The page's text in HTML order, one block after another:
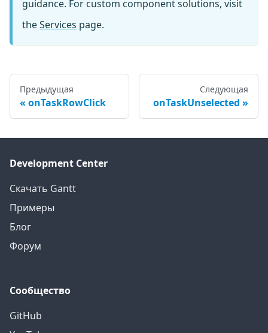
guidance. For custom component solutions, visit
theServices page.
Предыдущая
onTaskRowClick
Следующая
onTaskUnselected
Development Center
Скачать Gantt
Примеры
Блог
Форум
Сообщество
GitHub